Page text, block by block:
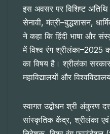
इस अवसर पर विशिष्ट अतिथि
सेनावी, मंत्री–बुद्धशासन,
ने कहा कि हिंदी भाषा और
में विश्व रंग श्रीलंका–2025
का विषय है। श्रीलंका सरकार
महाविद्यालयों और
स्वागत उद्बोधन श्री अंकुरण
सांस्कृतिक केंद्र, श्रीलंका एवं